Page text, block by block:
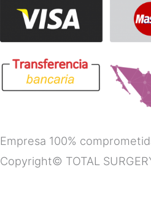
Empresa 100%
Copyright© TOTAL